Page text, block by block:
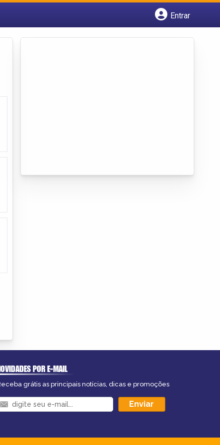
Entrar
POR E-MAIL
grátis as principais notícias, dicas e promoções